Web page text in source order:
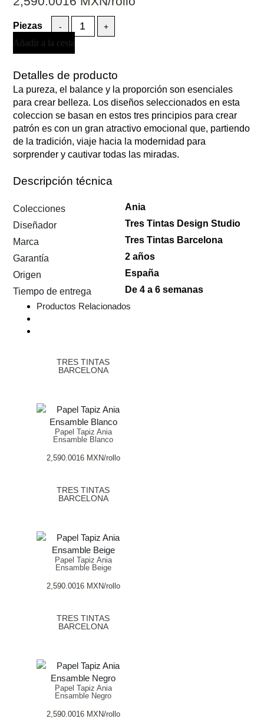
- +
Añadir a la cesta
Detalles de producto
La pureza, el balance y la proporción son esenciales
para crear belleza. Los diseños seleccionados en esta
coleccion se basan en estos tres principios para crear
patrón es con un gran atractivo emocional que, partiendo
de la tradición, viaje hacia la modernidad para
sorprender y cautivar todas las miradas.
Descripción técnica
Colecciones
Ania
Diseñador
Tres Tintas Design Studio
Marca
Tres Tintas Barcelona
Garantía
2 años
Origen
España
Tiempo de entrega
De 4 a 6 semanas
Productos Relacionados
TRES TINTAS
BARCELONA
Papel Tapiz Ania
Ensamble Blanco
2,590.0016 MXN/rollo
TRES TINTAS
BARCELONA
Papel Tapiz Ania
Ensamble Beige
2,590.0016 MXN/rollo
TRES TINTAS
BARCELONA
Papel Tapiz Ania
Ensamble Negro
2,590.0016 MXN/rollo